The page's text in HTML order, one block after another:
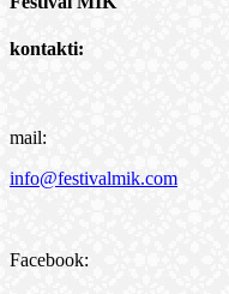
kontakti:
mail:
info@festivalmik.com
Facebook: